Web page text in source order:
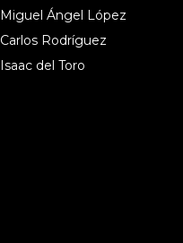
Miguel Ángel López
Carlos Rodríguez
Isaac del Toro